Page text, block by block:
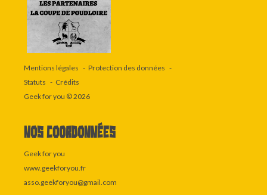
Mentions légales
Protection des données
Statuts
Crédits
Geek for you © 2026
Nos coordonnées
Geek for you
www.geekforyou.fr
asso.geekforyou@gmail.com